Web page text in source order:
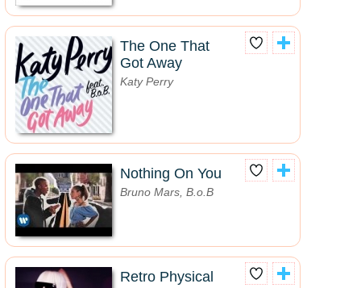
The One That
Got Away
Katy Perry
Nothing On You
Bruno Mars, B.o.B
Retro Physical